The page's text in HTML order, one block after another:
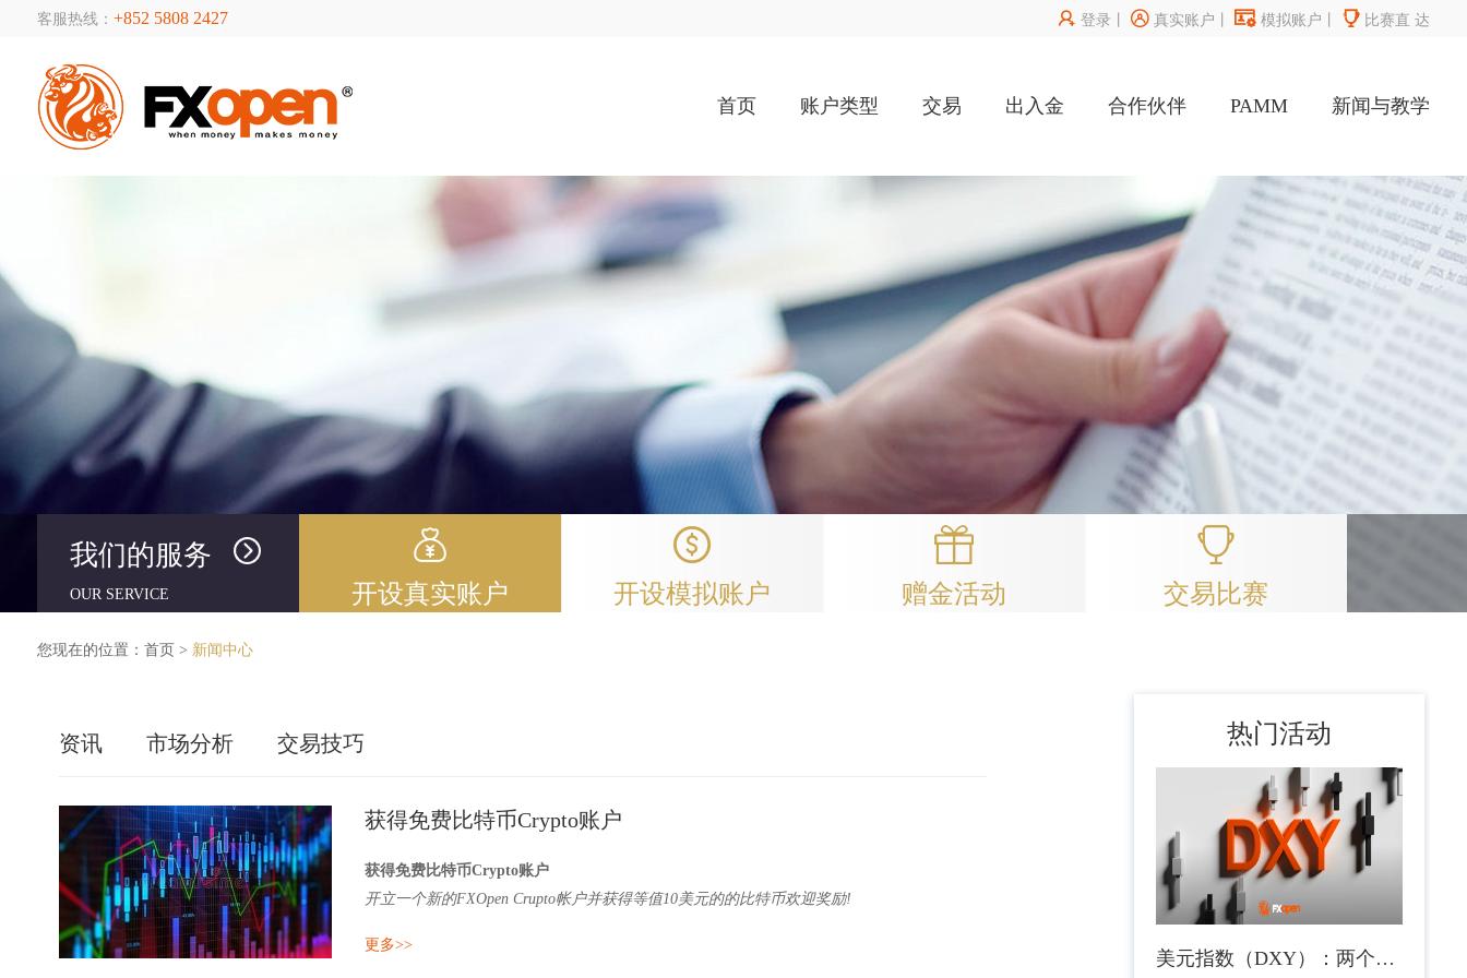
客服热线： +852 5808 2427  登录 丨 真实账户  模拟账户  比赛直 达
首页 账户类型 交易 出入金 合作伙伴 PAMM 新闻与教学
我们的服务
OUR SERVICE 开设真实账户 开设模拟账户 赠金活动 交易比赛
您现在的位置： 首页 > 新闻中心
资讯 市场分析 交易技巧
获得免费比特币Crypto账户
获得免费比特币Crypto账户
开立一个新的FXOpen Crupto帐户并获得等值10美元的的比特币欢迎奖励!
要获得奖励在资格，你需要注册FXOpen eWallet，
更多>>
热门活动
美元指数（DXY）：两个月盘整，距离突破仅差一个非农数据